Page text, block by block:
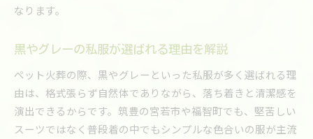
なります。
黒やグレーの私服が選ばれる理由を解説
ペット火葬の際、黒やグレーといった私服が多く選ばれる理
由は、格式張らず自然体でありながら、落ち着きと清潔感を
演出できるからです。筑豊の宮若市や福智町でも、堅苦しい
スーツではなく普段着の中でもシンプルな色合いの服が主流